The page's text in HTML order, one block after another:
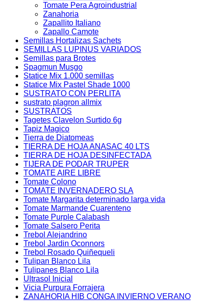
Tomate Pera Agroindustrial
Zanahoria
Zapallito Italiano
Zapallo Camote
Semillas Hortalizas Sachets
SEMILLAS LUPINUS VARIADOS
Semillas para Brotes
Spagmun Musgo
Statice Mix 1.000 semillas
Statice Mix Pastel Shade 1000
SUSTRATO CON PERLITA
sustrato plagron allmix
SUSTRATOS
Tagetes Clavelon Surtido 6g
Tapiz Magico
Tierra de Diatomeas
TIERRA DE HOJA ANASAC 40 LTS
TIERRA DE HOJA DESINFECTADA
TIJERA DE PODAR TRUPER
TOMATE AIRE LIBRE
Tomate Colono
TOMATE INVERNADERO SLA
Tomate Margarita determinado larga vida
Tomate Marmande Cuarenteno
Tomate Purple Calabash
Tomate Salsero Perita
Trebol Alejandrino
Trebol Jardin Oconnors
Trebol Rosado Quiñequeli
Tulipan Blanco Lila
Tulipanes Blanco Lila
Ultrasol Inicial
Vicia Purpura Forrajera
ZANAHORIA HIB CONGA INVIERNO VERANO